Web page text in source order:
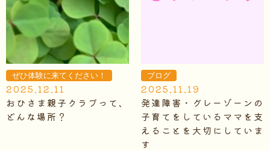
ぜひ体験に来てください！
2025.12.11
おひさま親子クラブって、
どんな場所？
ブログ
2025.11.19
発達障害・グレーゾーンの
子育てをしているママを支
えることを大切にしていま
す